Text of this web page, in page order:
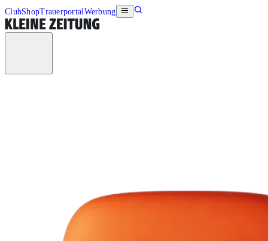
ClubShopTrauerportalWerbung